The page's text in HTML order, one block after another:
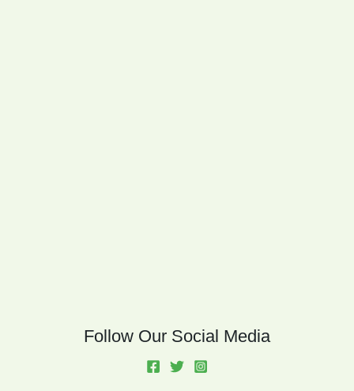
Follow Our Social Media